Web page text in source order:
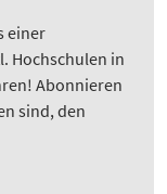
einer
Hochschulen in
Abonnieren
sind, den